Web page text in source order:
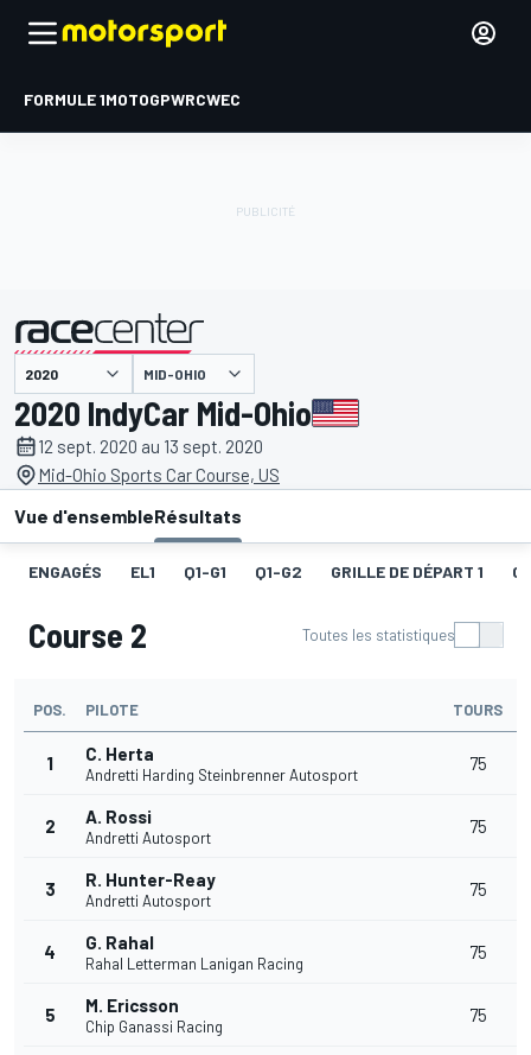
FORMULE 1MOTOGPWRCWEC
présenté par MID-OHIO
2020 IndyCar Mid-Ohio
12 sept. 2020 au 13 sept. 2020
Mid-Ohio Sports Car Course, US
Vue d'ensembleRésultats
ENGAGÉS EL1 Q1-G1 Q1-G2 GRILLE DE DÉPART 1
Course 2 Toutes les statistiques
POS. PILOTE TOURS
1 C. Herta
Andretti Harding Steinbrenner Autosport
75
2 A. Rossi
Andretti Autosport
75
3 R. Hunter-Reay
Andretti Autosport
75
4 G. Rahal
Rahal Letterman Lanigan Racing
75
5 M. Ericsson
Chip Ganassi Racing
75